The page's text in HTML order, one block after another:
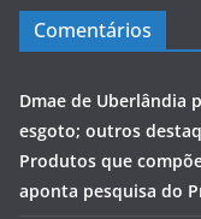
Comentários
Dmae de Uberlândia
esgoto; outros
Produtos que
aponta pesquisa do